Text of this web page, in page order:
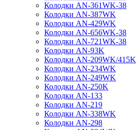
Колодки AN-361WK-38
Колодки AN-387WK
Колодки AN-429WK
Колодки AN-656WK-38
Колодки AN-721WK-38
Колодки AN-93K
Колодки AN-209WK/415K
Колодки AN-234WK
Колодки AN-249WK
Колодки AN-250K
Колодки AN-133
Колодки AN-219
Колодки AN-338WK
Колодки AN-298